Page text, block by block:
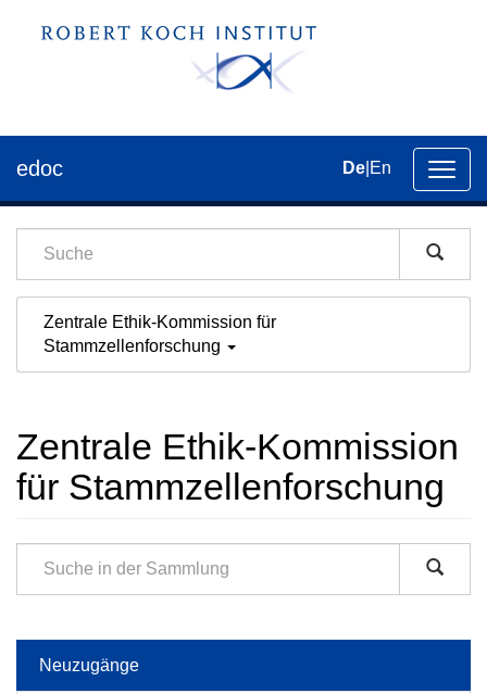
der
edoc De En
Zentrale Ethik-Kommission für
Stammzellenforschung
Zentrale Ethik-Kommission
für Stammzellenforschung
Neuzugänge